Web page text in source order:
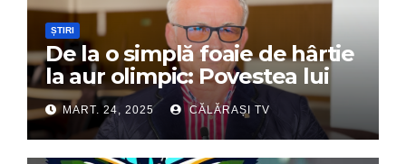
ȘTIRI
De la o simplă foaie de hârtie
la aur olimpic: Povestea lui
Dumitru Chirilă
MART. 24, 2025 CĂLĂRAȘI TV